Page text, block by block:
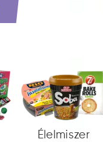
Élelmiszer